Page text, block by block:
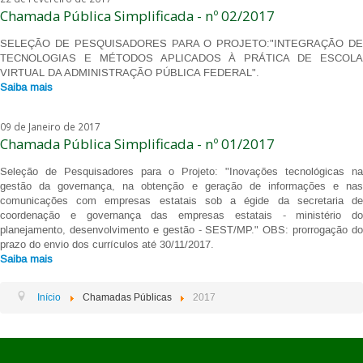
Chamada Pública Simplificada - nº 02/2017
SELEÇÃO DE PESQUISADORES PARA O PROJETO:"INTEGRAÇÃO DE
TECNOLOGIAS E MÉTODOS APLICADOS À PRÁTICA DE ESCOLA
VIRTUAL DA ADMINISTRAÇÃO PÚBLICA FEDERAL".
Saiba mais
09 de Janeiro de 2017
Chamada Pública Simplificada - nº 01/2017
Seleção de Pesquisadores para o Projeto: "Inovações tecnológicas na
gestão da governança, na obtenção e geração de informações e nas
comunicações com empresas estatais sob a égide da secretaria de
coordenação e governança das empresas estatais - ministério do
planejamento, desenvolvimento e gestão - SEST/MP." OBS: prorrogação do
prazo do envio dos currículos até 30/11/2017.
Saiba mais
Início Chamadas Públicas 2017